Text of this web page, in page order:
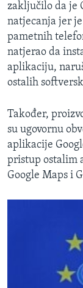
zaključilo da je
natjecanja jer
pametnih
natjerao da
aplikaciju,
ostalih
Također,
su ugovornu
aplikacije
pristup ostalim
Google Maps i